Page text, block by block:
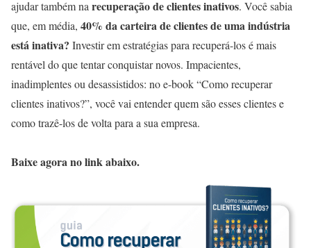
ajudar também na recuperação de clientes inativos. Você sabia
que, em média, 40% da carteira de clientes de uma indústria
está inativa? Investir em estratégias para recuperá-los é mais
rentável do que tentar conquistar novos. Impacientes,
inadimplentes ou desassistidos: no e-book “Como recuperar
clientes inativos?”, você vai entender quem são esses clientes e
como trazê-los de volta para a sua empresa.
Baixe agora no link abaixo.